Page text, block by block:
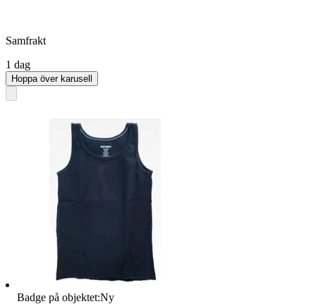
Samfrakt
1 dag
Hoppa över karusell
Badge på objektet:Ny